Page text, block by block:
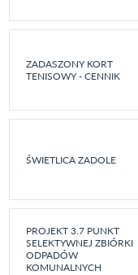
ZADASZONY KORT
TENISOWY - CENNIK
ŚWIETLICA ZADOLE
PROJEKT 3.7 PUNKT
SELEKTYWNEJ ZBIÓRKI
ODPADÓW
KOMUNALNYCH